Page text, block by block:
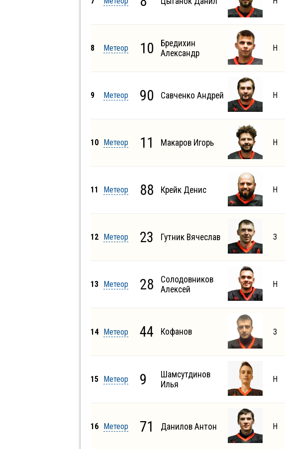
8 Метеор 10
Бредихин
Александр
Н
9 Метеор 90 Савченко Андрей Н
10 Метеор 11 Макаров Игорь Н
11 Метеор 88 Крейк Денис Н
12 Метеор 23 Гутник Вячеслав З
13 Метеор 28
Солодовников
Алексей
Н
14 Метеор 44 Кофанов З
15 Метеор 9
Шамсутдинов
Илья
Н
16 Метеор 71 Данилов Антон Н